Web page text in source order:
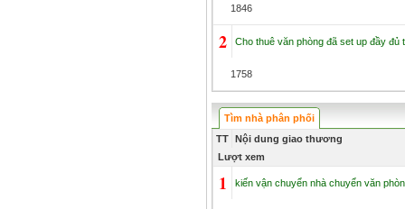
1846
2 Cho thuê văn phòng đã set up đầy đủ
1758
Tìm nhà phân phối
TT
Nội dung giao thương
Lượt xem
1 kiến vận chuyển nhà chuyển văn